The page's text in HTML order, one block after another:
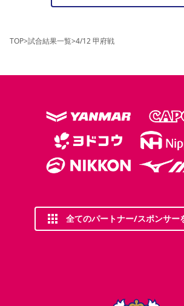
TOP>試合結果一覧>4/12 甲府戦
全てのパートナー/スポンサー